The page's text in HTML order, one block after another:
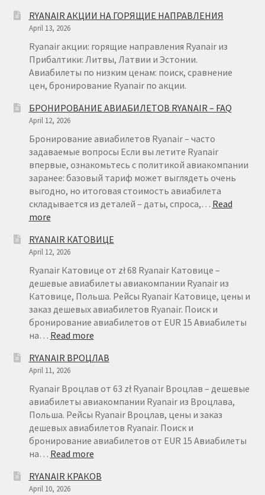
RYANAIR АКЦИИ НА ГОРЯЩИЕ НАПРАВЛЕНИЯ
April 13, 2026
Ryanair акции: горящие направления Ryanair из
Прибалтики: Литвы, Латвии и Эстонии.
Авиабилеты по низким ценам: поиск, сравнение
цен, бронирование Ryanair по акции.
БРОНИРОВАНИЕ АВИАБИЛЕТОВ RYANAIR – FAQ
April 12, 2026
Бронирование авиабилетов Ryanair – часто
задаваемые вопросы Если вы летите Ryanair
впервые, ознакомьтесь с политикой авиакомпании
заранее: базовый тариф может выглядеть очень
выгодно, но итоговая стоимость авиабилета
складывается из деталей – даты, спроса,… Read
more:
АВИАБИЛЕТОВ
RYANAIR
–
FAQ
RYANAIR КАТОВИЦЕ
April 12, 2026
Ryanair Катовице от zł 68 Ryanair Катовице –
дешевые авиабилеты авиакомпании Ryanair из
Катовице, Польша. Рейсы Ryanair Катовице, цены и
заказ дешевых авиабилетов Ryanair. Поиск и
бронирование авиабилетов от EUR 15 Авиабилеты
на… Read more:
КАТОВИЦЕ
RYANAIR ВРОЦЛАВ
April 11, 2026
Ryanair Вроцлав от 63 zł Ryanair Вроцлав – дешевые
авиабилеты авиакомпании Ryanair из Вроцлава,
Польша. Рейсы Ryanair Вроцлав, цены и заказ
дешевых авиабилетов Ryanair. Поиск и
бронирование авиабилетов от EUR 15 Авиабилеты
на… Read more:
ВРОЦЛАВ
RYANAIR КРАКОВ
April 10, 2026